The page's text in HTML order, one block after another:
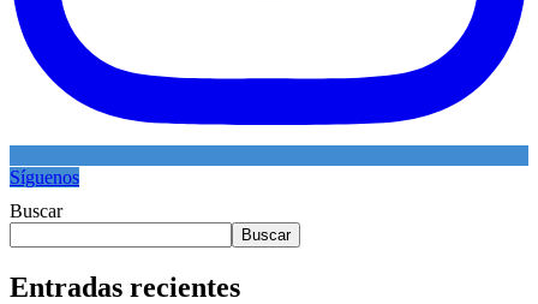
Síguenos
Buscar
Buscar
Entradas recientes